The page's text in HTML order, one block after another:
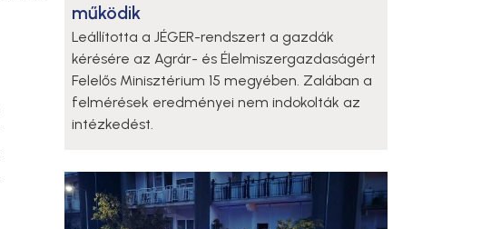
működik
Leállította a JÉGER-rendszert a gazdák
kérésére az Agrár- és Élelmiszergazdaságért
Felelős Minisztérium 15 megyében. Zalában a
felmérések eredményei nem indokolták az
intézkedést.